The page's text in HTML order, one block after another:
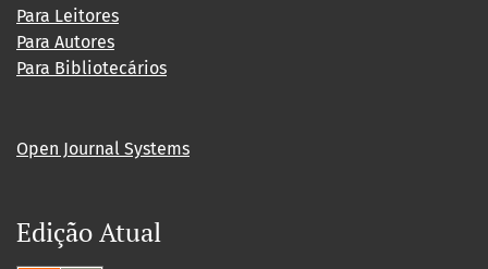
Para Leitores
Para Autores
Para Bibliotecários
Open Journal Systems
Edição Atual